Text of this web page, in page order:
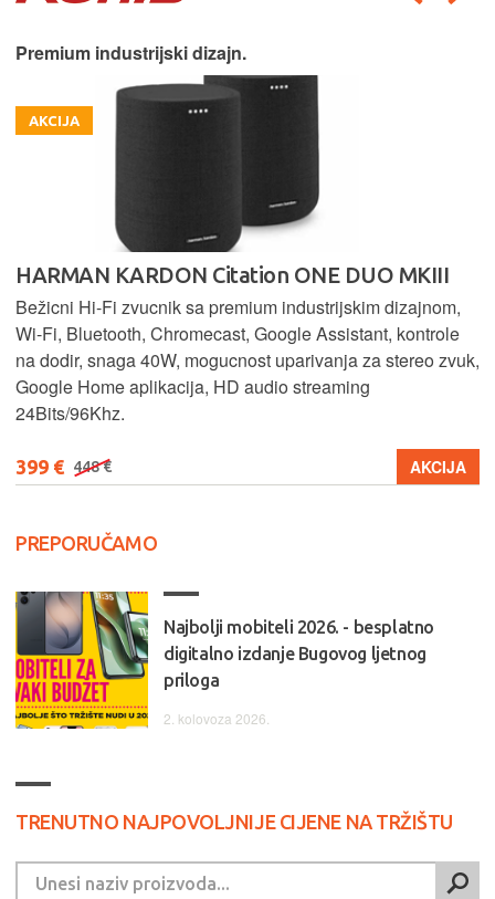
Premium industrijski dizajn.
AKCIJA
HARMAN KARDON Citation ONE DUO MKIII
Bežicni Hi-Fi zvucnik sa premium industrijskim dizajnom,
Wi-Fi, Bluetooth, Chromecast, Google Assistant, kontrole
na dodir, snaga 40W, mogucnost uparivanja za stereo zvuk,
Google Home aplikacija, HD audio streaming
24Bits/96Khz.
399 € 448 € AKCIJA
PREPORUČAMO
Najbolji mobiteli 2026. - besplatno
digitalno izdanje Bugovog ljetnog
priloga
2. kolovoza 2026.
TRENUTNO NAJPOVOLJNIJE CIJENE NA TRŽIŠTU